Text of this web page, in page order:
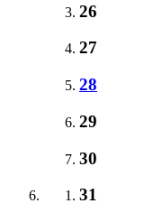
26
27
28
29
30
31